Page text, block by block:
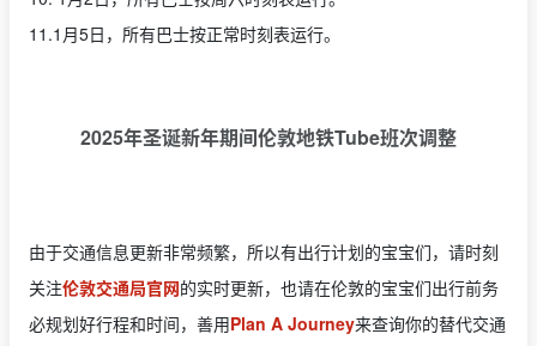
11.1月5日，所有巴士按正常时刻表运行。
2025年圣诞新年期间伦敦地铁Tube班次调整
由于交通信息更新非常频繁，所以有出行计划的宝宝们，请时刻
关注伦敦交通局官网的实时更新，也请在伦敦的宝宝们出行前务
必规划好行程和时间，善用Plan A Journey来查询你的替代交通